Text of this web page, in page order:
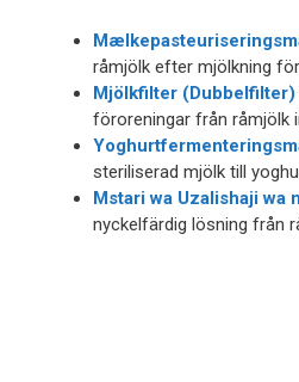
råmjölk efter mjölkning
Mjölkfilter (Dubbelfilter)
föroreningar från råmjölk
steriliserad mjölk till
Mstari wa Uzalishaji wa
nyckelfärdig lösning från